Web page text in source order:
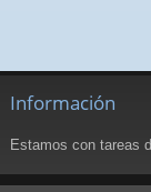
Información
Estamos con tareas